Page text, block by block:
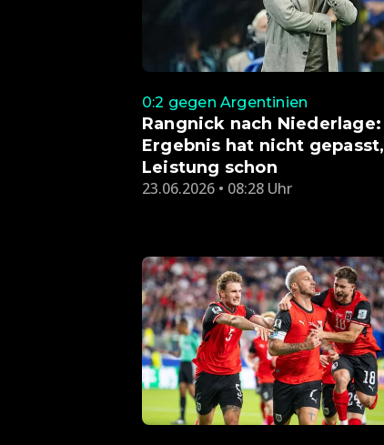
0:2 gegen Argentinien
Rangnick nach Niederlage:
Ergebnis hat nicht gepasst,
Leistung schon
23.06.2026 • 08:28 Uhr